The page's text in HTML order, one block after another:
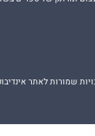
שמורות לאתר אינדיבוק 2013-